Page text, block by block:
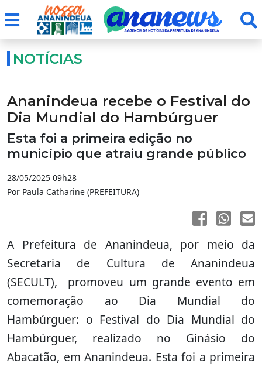
NOTÍCIAS
Ananindeua recebe o Festival do
Dia Mundial do Hambúrguer
Esta foi a primeira edição no
município que atraiu grande público
28/05/2025 09h28
Por Paula Catharine (PREFEITURA)
A Prefeitura de Ananindeua, por meio da
Secretaria de Cultura de Ananindeua
(SECULT), promoveu um grande evento em
comemoração ao Dia Mundial do
Hambúrguer: o Festival do Dia Mundial do
Hambúrguer, realizado no Ginásio do
Abacatão, em Ananindeua. Esta foi a primeira